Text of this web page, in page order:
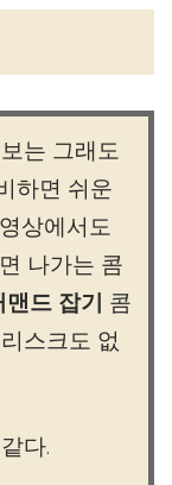
는 그래도
하면 쉬운
상에서도
나가는 콤
맨드 잡기 콤
스크도 없
다.